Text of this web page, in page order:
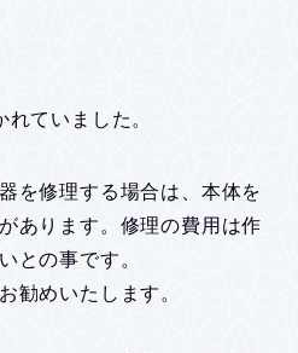
ていました。
を修理する場合は、本体を
あります。修理の費用は作
との事です。
勧めいたします。